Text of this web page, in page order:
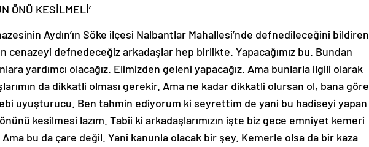
ÖNÜ KESİLMELİ’
Aydın’ın Söke ilçesi Nalbantlar Mahallesi’nde defnedileceğini bildiren
cenazeyi defnedeceğiz arkadaşlar hep birlikte. Yapacağımız bu. Bundan
yardımcı olacağız. Elimizden geleni yapacağız. Ama bunlarla ilgili olarak
da dikkatli olması gerekir. Ama ne kadar dikkatli olursan ol, bana göre
uyuşturucu. Ben tahmin ediyorum ki seyrettim de yani bu hadiseyi yapan
kesilmesi lazım. Tabii ki arkadaşlarımızın işte biz gece emniyet kemeri
bu da çare değil. Yani kanunla olacak bir şey. Kemerle olsa da bir kaza